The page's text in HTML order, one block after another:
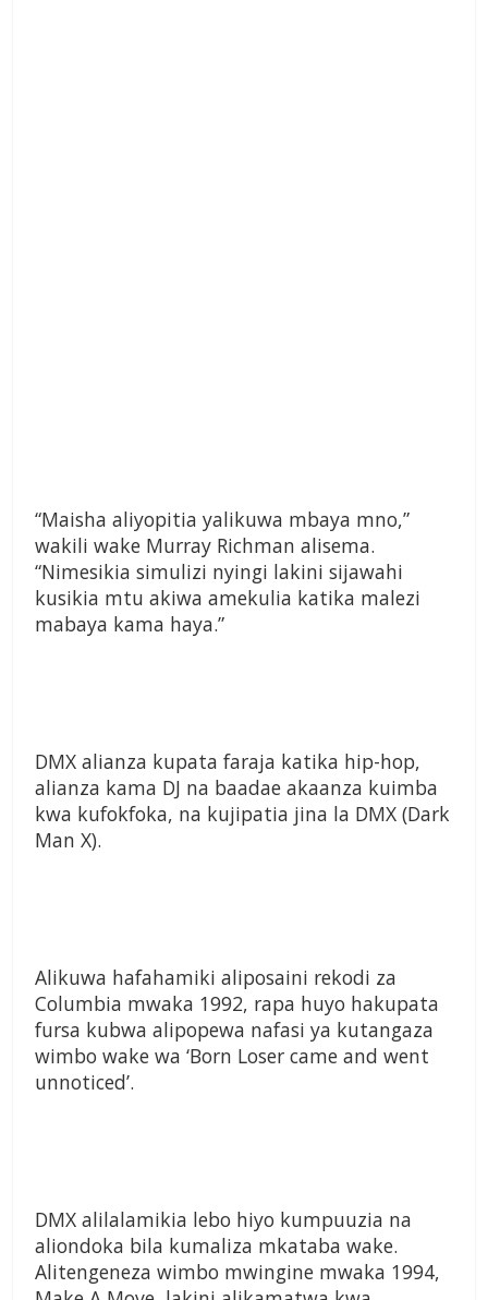
“Maisha aliyopitia yalikuwa mbaya mno,”
wakili wake Murray Richman alisema.
“Nimesikia simulizi nyingi lakini sijawahi
kusikia mtu akiwa amekulia katika malezi
mabaya kama haya.”
DMX alianza kupata faraja katika hip-hop,
alianza kama DJ na baadae akaanza kuimba
kwa kufokfoka, na kujipatia jina la DMX (Dark
Man X).
Alikuwa hafahamiki aliposaini rekodi za
Columbia mwaka 1992, rapa huyo hakupata
fursa kubwa alipopewa nafasi ya kutangaza
wimbo wake wa ‘Born Loser came and went
unnoticed’.
DMX alilalamikia lebo hiyo kumpuuzia na
aliondoka bila kumaliza mkataba wake.
Alitengeneza wimbo mwingine mwaka 1994,